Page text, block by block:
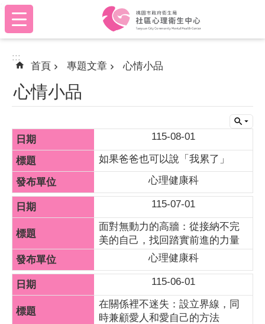
跳到主要內容區塊
:::
:::
首頁 專題文章 心情小品
心情小品
115-08-01
如果爸爸也可以說「我累了」
心理健康科
115-07-01
面對無動力的高牆：從接納不完
美的自己，找回踏實前進的力量
心理健康科
115-06-01
在關係裡不迷失：設立界線，同
時兼顧愛人和愛自己的方法